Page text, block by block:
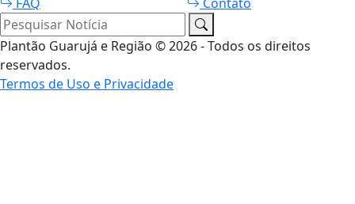
FAQ
Contato
Pesquisar Notícia
Plantão Guarujá e Região © 2026 - Todos os direitos
reservados.
Termos de Uso e Privacidade